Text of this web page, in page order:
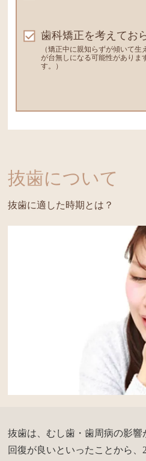
歯科矯正を考えてお
（矯正中に親知らずが傾いて
が台無しになる可能性がありま
す。）
抜歯について
抜歯に適した時期とは？
抜歯は、むし歯・歯周病の影
回復が良いといったことから